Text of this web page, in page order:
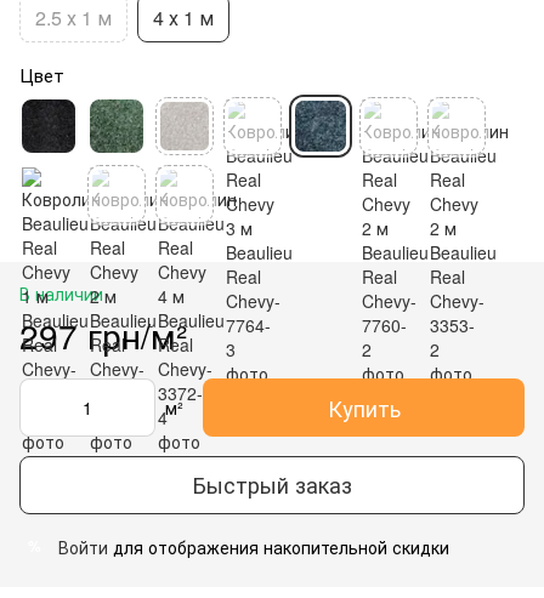
2.5 х 1 м 4 х 1 м
Цвет
В наличии
297 грн/м²
м² Купить
Быстрый заказ
Войти для отображения накопительной скидки